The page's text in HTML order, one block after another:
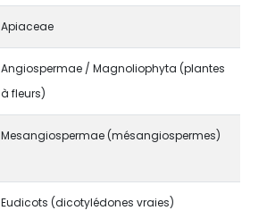
Apiaceae
Angiospermae / Magnoliophyta (plantes
à fleurs)
Mesangiospermae (mésangiospermes)
Eudicots (dicotylédones vraies)